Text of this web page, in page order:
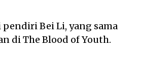
pendiri Bei Li, yang sama
di The Blood of Youth.